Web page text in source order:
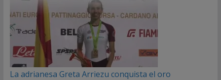
La adrianesa Greta Arriezu conquista el oro